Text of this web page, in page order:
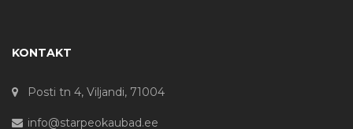
KONTAKT
Posti tn 4, Viljandi, 71004
info@starpeokaubad.ee